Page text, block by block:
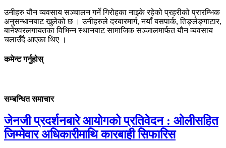
उनीहरु यौन व्यवसाय सञ्चालन गर्ने गिरोहका नाइके रहेको प्रहरीको प्रारम्भिक
अनुसन्धानबाट खुलेको छ । उनीहरुले दरबारमार्ग, नयाँ बसपार्क, तिङ्लेङ्गाटार,
बानेश्वरलगायतका विभिन्न स्थानबाट सामाजिक सञ्जालमार्फत यौन व्यवसाय
चलाउँदै आएका थिए ।
कमेन्ट गर्नुहोस्
सम्बन्धित समाचार
जेनजी प्रदर्शनबारे आयोगको प्रतिवेदन : ओलीसहित
जिम्मेवार अधिकारीमाथि कारबाही सिफारिस